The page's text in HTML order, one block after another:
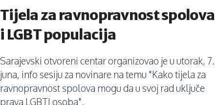
Vijesti i događaji
Aktuelne teme
Kolumne
Lične priče
Tijela za ravnopravnost spolova
i LGBT populacija
Sarajevski otvoreni centar organizovao je u utorak, 7.
juna, info sesiju za novinare na temu "Kako tijela za
ravnopravnost spolova mogu da u svoj rad uključe
prava LGBTI osoba".